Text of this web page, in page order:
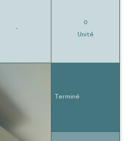
-
0
Unité
Terminé